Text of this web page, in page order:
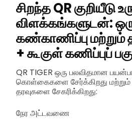
சிறந்த QR குறியீடு
விளக்கங்களுடன்:
கண்காணிப்பு மற்றும்
+ கூகுள் கணிப்புப்
QR TIGER ஒரு பலவிதமான
கொள்கைகளை சேர்க்கிறது
தரவுகளை சேகரிக்கிறது:
நேர அட்டவணை